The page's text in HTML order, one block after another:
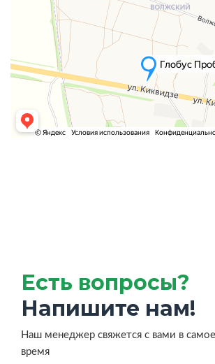
Есть вопросы?
Напишите нам!
Наш менеджер свяжется с вами в
время